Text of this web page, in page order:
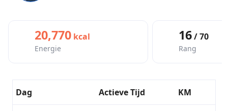
20,770 kcal
Energie
16/ 70
Rang
Dag Actieve Tijd KM